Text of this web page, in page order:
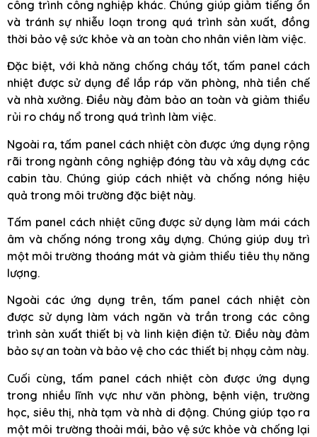
công trình công nghiệp khác. Chúng giúp giảm tiếng ồn
và tránh sự nhiễu loạn trong quá trình sản xuất, đồng
thời bảo vệ sức khỏe và an toàn cho nhân viên làm việc.
Đặc biệt, với khả năng chống cháy tốt, tấm panel cách
nhiệt được sử dụng để lắp ráp văn phòng, nhà tiền chế
và nhà xưởng. Điều này đảm bảo an toàn và giảm thiểu
rủi ro cháy nổ trong quá trình làm việc.
Ngoài ra, tấm panel cách nhiệt còn được ứng dụng rộng
rãi trong ngành công nghiệp đóng tàu và xây dựng các
cabin tàu. Chúng giúp cách nhiệt và chống nóng hiệu
quả trong môi trường đặc biệt này.
Tấm panel cách nhiệt cũng được sử dụng làm mái cách
âm và chống nóng trong xây dựng. Chúng giúp duy trì
một môi trường thoáng mát và giảm thiểu tiêu thụ năng
lượng.
Ngoài các ứng dụng trên, tấm panel cách nhiệt còn
được sử dụng làm vách ngăn và trần trong các công
trình sản xuất thiết bị và linh kiện điện tử. Điều này đảm
bảo sự an toàn và bảo vệ cho các thiết bị nhạy cảm này.
Cuối cùng, tấm panel cách nhiệt còn được ứng dụng
trong nhiều lĩnh vực như văn phòng, bệnh viện, trường
học, siêu thị, nhà tạm và nhà di động. Chúng giúp tạo ra
một môi trường thoải mái, bảo vệ sức khỏe và chống lại